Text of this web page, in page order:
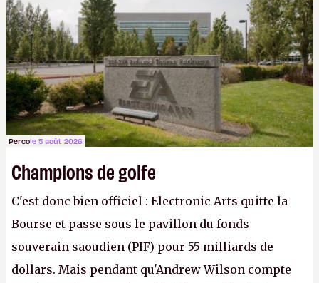
apprendra aux petits malins qu'on ne braque pas
Gabe Newell aussi facilement.P.
Percole 5 août 2026
Champions de golfe
C'est donc bien officiel : Electronic Arts quitte la
Bourse et passe sous le pavillon du fonds
souverain saoudien (PIF) pour 55 milliards de
dollars. Mais pendant qu'Andrew Wilson compte